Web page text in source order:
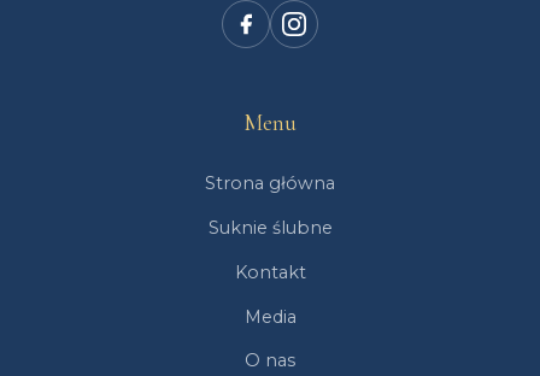
Menu
Strona główna
Suknie ślubne
Kontakt
Media
O nas